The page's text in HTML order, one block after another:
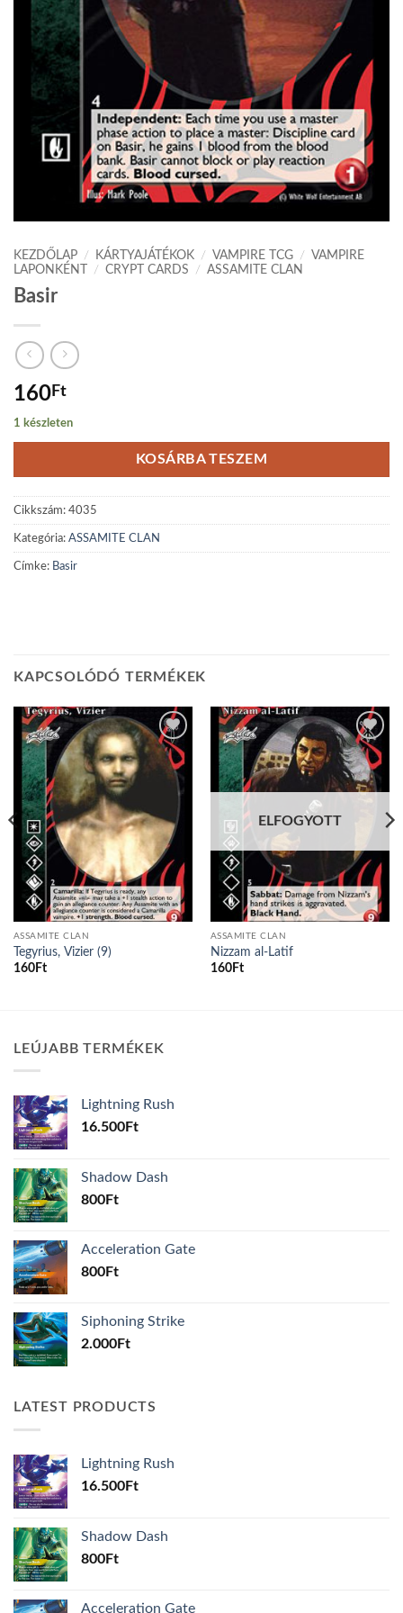
KEZDŐLAP / KÁRTYAJÁTÉKOK / VAMPIRE TCG /
VAMPIRE
LAPONKÉNT
/ CRYPT CARDS / ASSAMITE CLAN
Basir
160Ft
1 készleten
KOSÁRBA TESZEM
Cikkszám: 4035
Kategória: ASSAMITE CLAN
Címke: Basir
KAPCSOLÓDÓ TERMÉKEK
Add to
wishlist
ASSAMITE CLAN
Tegyrius, Vizier (9)
160Ft
Add to
wishlist
ELFOGYOTT
ASSAMITE CLAN
Nizzam al-Latif
160Ft
LEÚJABB TERMÉKEK
Lightning Rush
16.500Ft
Shadow Dash
800Ft
Acceleration Gate
800Ft
Siphoning Strike
2.000Ft
LATEST PRODUCTS
Lightning Rush
16.500Ft
Shadow Dash
800Ft
Acceleration Gate